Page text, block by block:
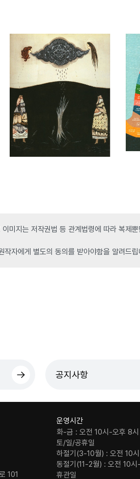
미지는 저작권법 등 관계법령에 따라 복제
작자에게 별도의 동의를 받아야함을 알려드립
공지사항
101
운영시간
화-금 : 오전 10시-오후 8시
토/일/공휴일
하절기(3-10월) : 오전 10
동절기(11-2월) : 오전 10시
휴관일